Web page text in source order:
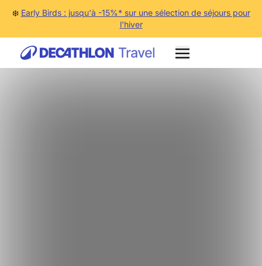
❄️ Early Birds : jusqu'à -15%* sur une sélection de séjours pour
l'hiver